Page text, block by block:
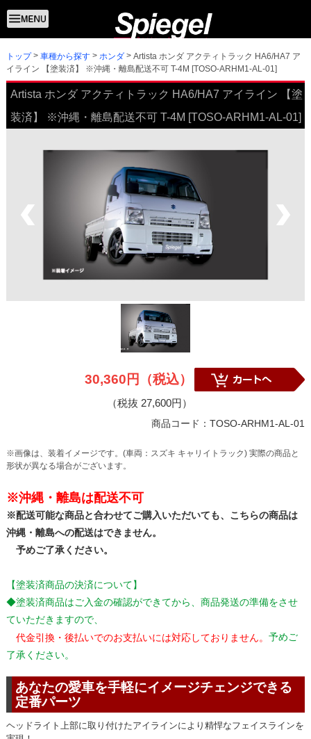
トップ 車種から探す ホンダ
Artista ホンダ アクティトラック HA6/HA7 ア
イライン 【塗装済】 ※沖縄・離島配送不可 T-4M [TOSO-ARHM1-AL-01]
Artista ホンダ アクティトラック HA6/HA7 アイライン 【塗
装済】 ※沖縄・離島配送不可 T-4M [TOSO-ARHM1-AL-01]
30,360円（税込）
（税抜 27,600円）
商品コード：TOSO-ARHM1-AL-01
※画像は、装着イメージです。(車両：スズキ キャリイトラック) 実際の商品と
形状が異なる場合がございます。
※沖縄・離島は配送不可
※配送可能な商品と合わせてご購入いただいても、こちらの商品は
沖縄・離島への配送はできません。
予めご了承ください。
【塗装済商品の決済について】
◆塗装済商品はご入金の確認ができてから、商品発送の準備をさせ
ていただきますので、
代金引換・後払いでのお支払いには対応しておりません。 予めご
了承ください。
あなたの愛車を手軽にイメージチェンジできる
定番パーツ
ヘッドライト上部に取り付けたアイラインにより精悍なフェイスラインを